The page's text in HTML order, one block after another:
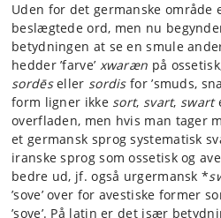
Uden for det germanske område
beslægtede ord, men nu
betydningen at se en smule
hedder ’farve’ xwaræn på
sordēseller sordisfor ’smuds,
form ligner ikke sort, svart, swart
overfladen, men hvis man tager
et germansk sprog systematisk
iranske sprog som ossetisk og
bedre ud, jf. også urgermansk *
’sove’ over for avestiske former
’sove’. På latin er det især